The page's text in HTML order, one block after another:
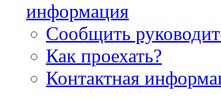
информация
Сообщить
Как проехать?
Контактная